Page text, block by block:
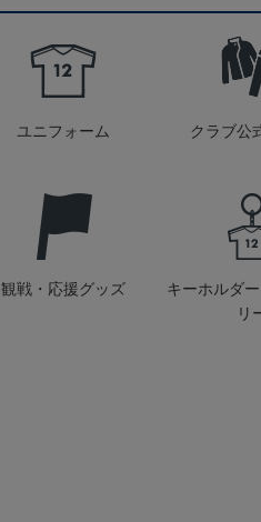
ユニフォーム クラブ公
観戦・応援グッズ
キーホルダ
リ